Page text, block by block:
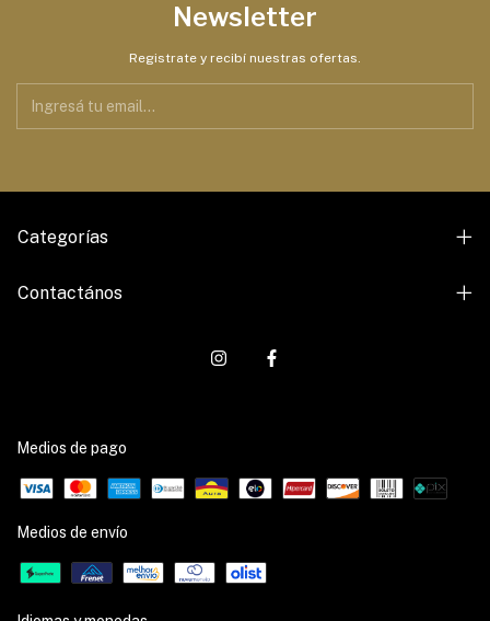
Newsletter
Registrate y recibí nuestras ofertas.
Categorías
Contactános
Medios de pago
Medios de envío